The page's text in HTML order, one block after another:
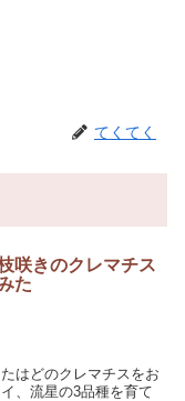
てくてく
咲きのクレマチス
た
はどのクレマチスをお
、流星の3品種を育て